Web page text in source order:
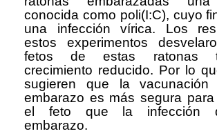
conocida como poli(I:C), cuyo
una infección vírica. Los
estos experimentos
fetos de estas ratonas
crecimiento reducido. Por lo
sugieren que la vacunación
embarazo es más segura
el feto que la infección
embarazo.